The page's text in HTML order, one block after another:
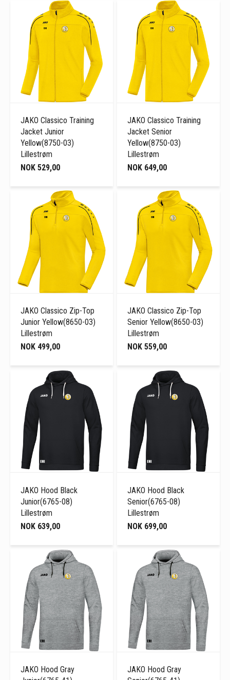
JAKO Classico Training
Jacket Junior
Yellow(8750-03)
Lillestrøm
NOK 529,00
JAKO Classico Training
Jacket Senior
Yellow(8750-03)
Lillestrøm
NOK 649,00
JAKO Classico Zip-Top
Junior Yellow(8650-03)
Lillestrøm
NOK 499,00
JAKO Classico Zip-Top
Senior Yellow(8650-03)
Lillestrøm
NOK 559,00
JAKO Hood Black
Junior(6765-08)
Lillestrøm
NOK 639,00
JAKO Hood Black
Senior(6765-08)
Lillestrøm
NOK 699,00
JAKO Hood Gray
JAKO Hood Gray